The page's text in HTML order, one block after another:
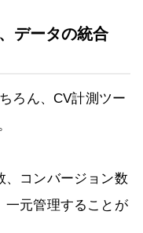
データの統合
ろん、CV計測ツー
、コンバージョン数
一元管理することが